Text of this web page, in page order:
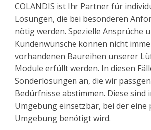
COLANDIS ist Ihr Partner für
Lösungen, die bei besonderen
nötig werden. Spezielle Ansprüche
Kundenwünsche können nicht
vorhandenen Baureihen unserer
Module erfüllt werden. In diesen
Sonderlösungen an, die wir
Bedürfnisse abstimmen. Diese sind
Umgebung einsetzbar, bei der eine
Umgebung benötigt wird.